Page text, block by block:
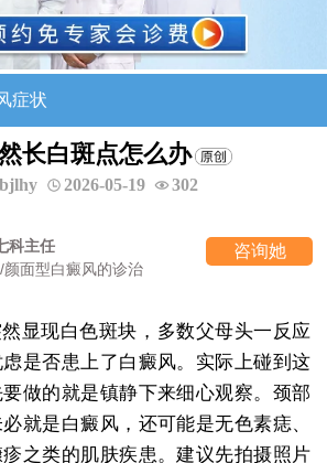
症状
长白斑点怎么办
2026-05-19 302
科主任
面型白癜风的诊治
咨询她
显现白色斑块，多数父母头一反应
是否患上了白癜风。实际上碰到这
做的就是镇静下来细心观察。颈部
就是白癜风，还可能是无色素痣、
之类的肌肤疾患。建议先拍摄照片